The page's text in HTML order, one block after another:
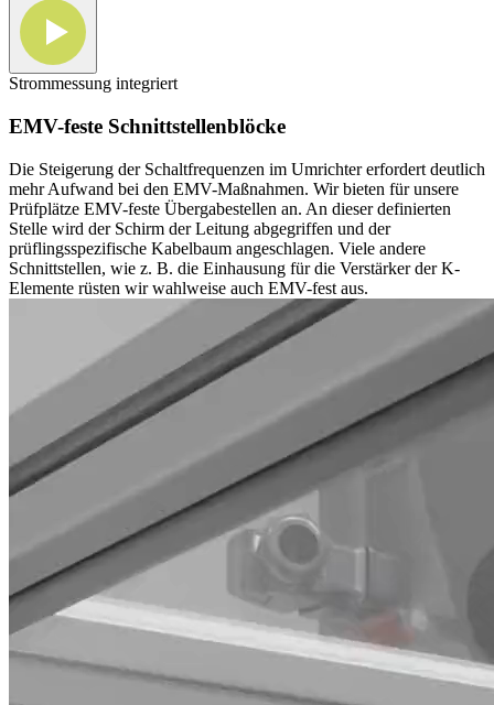
Strommessung integriert
EMV-feste Schnittstellenblöcke
Die Steigerung der Schaltfrequenzen im Umrichter erfordert deutlich
mehr Aufwand bei den EMV-Maßnahmen. Wir bieten für unsere
Prüfplätze EMV-feste Übergabestellen an. An dieser definierten
Stelle wird der Schirm der Leitung abgegriffen und der
prüflingsspezifische Kabelbaum angeschlagen. Viele andere
Schnittstellen, wie z. B. die Einhausung für die Verstärker der K-
Elemente rüsten wir wahlweise auch EMV-fest aus.